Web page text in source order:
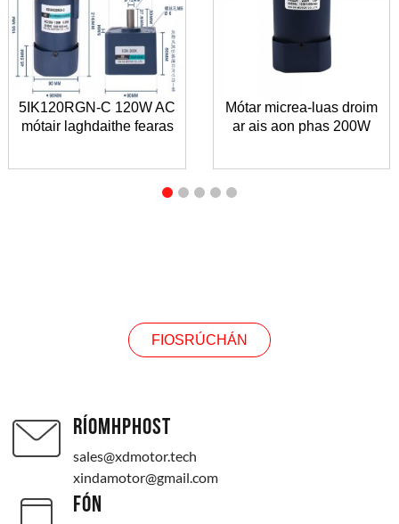
5IK120RGN-C 120W AC
mótair laghdaithe fearas
Mótar micrea-luas droim
ar ais aon phas 200W
FIOSRÚCHÁN
RÍOMHPHOST
sales@xdmotor.tech
xindamotor@gmail.com
FÓN